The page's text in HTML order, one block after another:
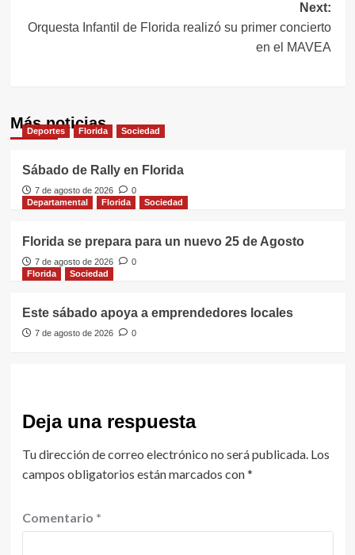
Next:
Orquesta Infantil de Florida realizó su primer concierto
en el MAVEA
Más noticias
Deportes Florida Sociedad
Sábado de Rally en Florida
7 de agosto de 2026
0
Departamental
Florida Sociedad
Florida se prepara para un nuevo 25 de Agosto
7 de agosto de 2026
0
Florida
Sociedad
Este sábado apoya a emprendedores locales
7 de agosto de 2026 0
Deja una respuesta
Tu dirección de correo electrónico no será publicada. Los
campos obligatorios están marcados con*
Comentario *